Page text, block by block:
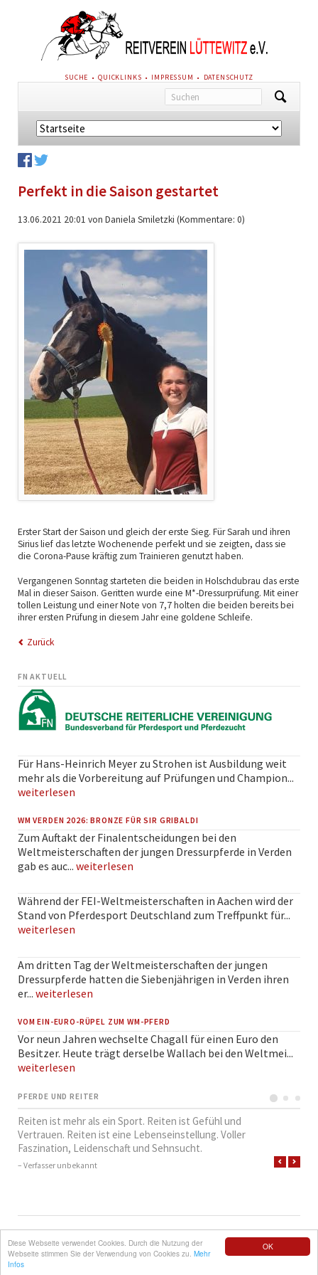
OK
Diese Webseite verwendet Cookies. Durch die Nutzung der
Webseite stimmen Sie der Verwendung von Cookies zu. Mehr
Infos
NAVIGATION
ÜBERSPRINGEN
SUCHE QUICKLINKS IMPRESSUM DATENSCHUTZ
Navigation
überspringen
Perfekt in die Saison gestartet
13.06.2021 20:01 von Daniela Smiletzki (Kommentare: 0)
Erster Start der Saison und gleich der erste Sieg. Für Sarah und ihren
Sirius lief das letzte Wochenende perfekt und sie zeigten, dass sie
die Corona-Pause kräftig zum Trainieren genutzt haben.
Vergangenen Sonntag starteten die beiden in Holschdubrau das erste
Mal in dieser Saison. Geritten wurde eine M*-Dressurprüfung. Mit einer
tollen Leistung und einer Note von 7,7 holten die beiden bereits bei
ihrer ersten Prüfung in diesem Jahr eine goldene Schleife.
Zurück
FN AKTUELL
Für Hans-Heinrich Meyer zu Strohen ist Ausbildung weit
mehr als die Vorbereitung auf Prüfungen und Champion...
weiterlesen
WM VERDEN 2026: BRONZE FÜR SIR GRIBALDI
Zum Auftakt der Finalentscheidungen bei den
Weltmeisterschaften der jungen Dressurpferde in Verden
gab es auc... weiterlesen
Während der FEI-Weltmeisterschaften in Aachen wird der
Stand von Pferdesport Deutschland zum Treffpunkt für...
weiterlesen
Am dritten Tag der Weltmeisterschaften der jungen
Dressurpferde hatten die Siebenjährigen in Verden ihren
er... weiterlesen
VOM EIN-EURO-RÜPEL ZUM WM-PFERD
Vor neun Jahren wechselte Chagall für einen Euro den
Besitzer. Heute trägt derselbe Wallach bei den Weltmei...
weiterlesen
PFERDE UND REITER
Reiten ist mehr als ein Sport. Reiten ist Gefühl und
Vertrauen. Reiten ist eine Lebenseinstellung. Voller
Faszination, Leidenschaft und Sehnsucht.
– Verfasser unbekannt
ÜBERSPRINGEN
© REITVEREIN LÜTTEWITZ E.V.
ROCKSOLID CONTAO THEMES & TEMPLATES